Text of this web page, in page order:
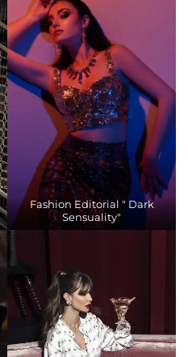
Fashion Editorial " Dark
Sensuality"